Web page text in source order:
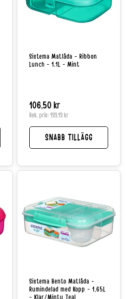
Sistema Matlåda - Ribbon
Lunch - 1.1L - Mint
Normalpris
106,50 kr
Rek. pris: 133,13 kr
SNABB TILLÄGG
Sistema Bento Matlåda -
Rumindelad med Kopp - 1,65L
- Klar/Minty Teal